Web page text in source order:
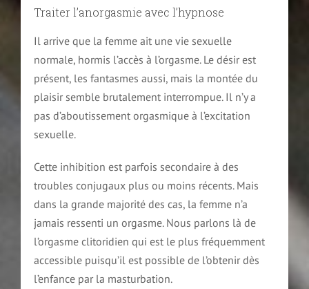
Traiter l’anorgasmie avec l’hypnose
Il arrive que la femme ait une vie sexuelle
normale, hormis l’accès à l’orgasme. Le désir est
présent, les fantasmes aussi, mais la montée du
plaisir semble brutalement interrompue. Il n’y a
pas d’aboutissement orgasmique à l’excitation
sexuelle.
Cette inhibition est parfois secondaire à des
troubles conjugaux plus ou moins récents. Mais
dans la grande majorité des cas, la femme n’a
jamais ressenti un orgasme. Nous parlons là de
l’orgasme clitoridien qui est le plus fréquemment
accessible puisqu’il est possible de l’obtenir dès
l’enfance par la masturbation.